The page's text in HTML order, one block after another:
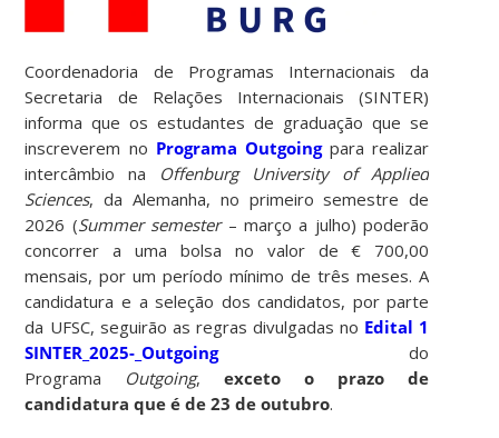
Coordenadoria de Programas Internacionais da
Secretaria de Relações Internacionais (SINTER)
informa que os estudantes de graduação que se
inscreverem no Programa Outgoingpara realizar
intercâmbio na Offenburg University of Applied
Sciences, da Alemanha, no primeiro semestre de
2026 (Summer semester– março a julho) poderão
concorrer a uma bolsa no valor de € 700,00
mensais, por um período mínimo de três meses. A
candidatura e a seleção dos candidatos, por parte
da UFSC, seguirão as regras divulgadas no Edital 1
SINTER_2025-_Outgoingdo
Programa Outgoing,exceto o prazo de
candidatura que é de 23 de outubro.